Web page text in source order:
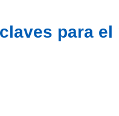
para